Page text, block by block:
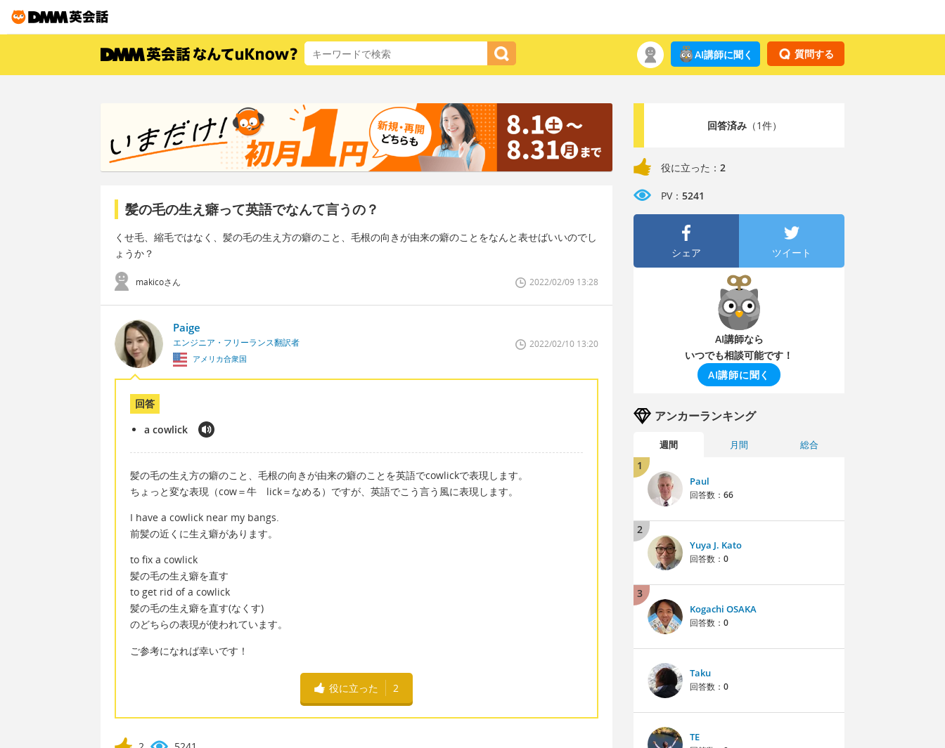
質問する
AI講師に聞く
髪の毛の生え癖って英語でなんて言うの？
くせ毛、縮毛ではなく、髪の毛の生え方の癖のこと、毛根の向きが由来の癖のことをなんと表せばいいのでし
ょうか？
makicoさん 2022/02/09 13:28
Paige
エンジニア・フリーランス翻訳者
アメリカ合衆国
2022/02/10 13:20
回答
a cowlick
髪の毛の生え方の癖のこと、毛根の向きが由来の癖のことを英語でcowlickで表現します。
ちょっと変な表現（cow＝牛 lick＝なめる）ですが、英語でこう言う風に表現します。
I have a cowlick near my bangs.
前髪の近くに生え癖があります。
to fix a cowlick
髪の毛の生え癖を直す
to get rid of a cowlick
髪の毛の生え癖を直す(なくす)
のどちらの表現が使われています。
ご参考になれば幸いです！
役に立った 2
回答済み（1件）
役に立った： 2
PV： 5241
シェア ツイート
AI講師なら
いつでも相談可能です！
AI講師に聞く
アンカーランキング
週間 月間 総合
1
Paul
回答数： 66
2
Yuya J. Kato
回答数： 0
3
Kogachi OSAKA
回答数： 0
Taku
回答数： 0
TE